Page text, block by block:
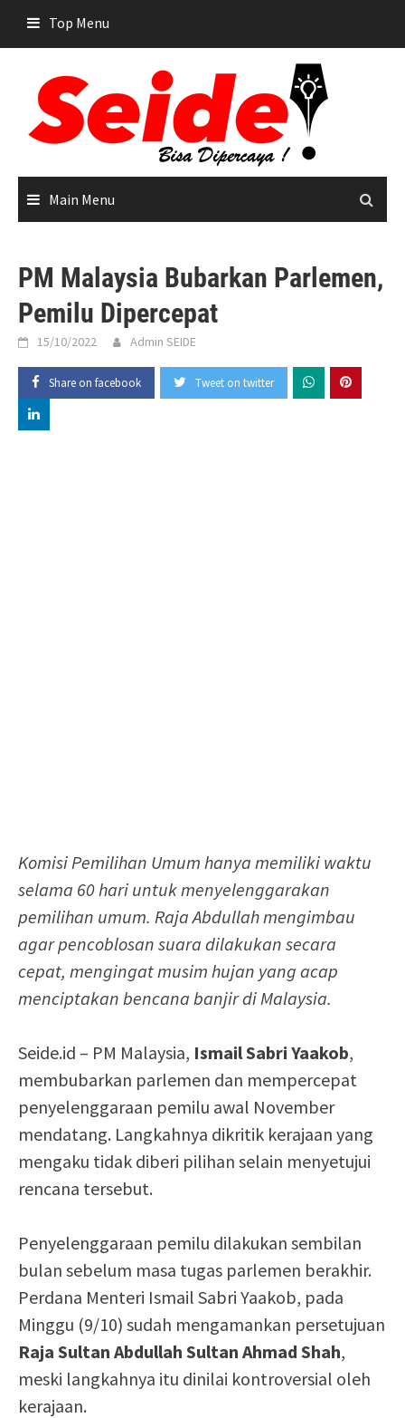
content
Top Menu
Main Menu
PM Malaysia Bubarkan Parlemen,
Pemilu Dipercepat
15/10/2022 Admin SEIDE
Share on facebook Tweet on twitter
Komisi Pemilihan Umum hanya memiliki waktu
selama 60 hari untuk menyelenggarakan
pemilihan umum. Raja Abdullah mengimbau
agar pencoblosan suara dilakukan secara
cepat, mengingat musim hujan yang acap
menciptakan bencana banjir di Malaysia.
Seide.id – PM Malaysia, Ismail Sabri Yaakob,
membubarkan parlemen dan mempercepat
penyelenggaraan pemilu awal November
mendatang. Langkahnya dikritik kerajaan yang
mengaku tidak diberi pilihan selain menyetujui
rencana tersebut.
Penyelenggaraan pemilu dilakukan sembilan
bulan sebelum masa tugas parlemen berakhir.
Perdana Menteri Ismail Sabri Yaakob, pada
Minggu (9/10) sudah mengamankan persetujuan
Raja Sultan Abdullah Sultan Ahmad Shah,
meski langkahnya itu dinilai kontroversial oleh
kerajaan.